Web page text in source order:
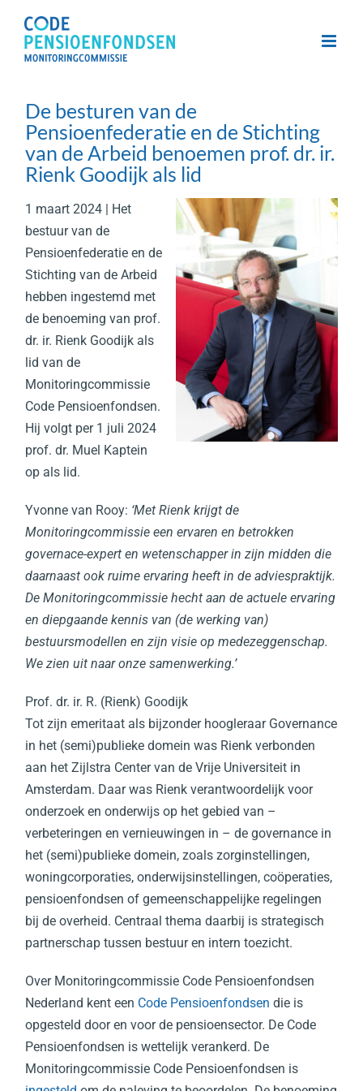
content
De besturen van de
Pensioenfederatie en de Stichting
van de Arbeid benoemen prof. dr. ir.
Rienk Goodijk als lid
1 maart 2024 | Het
bestuur van de
Pensioenfederatie en de
Stichting van de Arbeid
hebben ingestemd met
de benoeming van prof.
dr. ir. Rienk Goodijk als
lid van de
Monitoringcommissie
Code Pensioenfondsen.
Hij volgt per 1 juli 2024
prof. dr. Muel Kaptein
op als lid.
Yvonne van Rooy: ‘Met Rienk krijgt de
Monitoringcommissie een ervaren en betrokken
governace-expert en wetenschapper in zijn midden die
daarnaast ook ruime ervaring heeft in de adviespraktijk.
De Monitoringcommissie hecht aan de actuele ervaring
en diepgaande kennis van (de werking van)
bestuursmodellen en zijn visie op medezeggenschap.
We zien uit naar onze samenwerking.’
Prof. dr. ir. R. (Rienk) Goodijk
Tot zijn emeritaat als bijzonder hoogleraar Governance
in het (semi)publieke domein was Rienk verbonden
aan het Zijlstra Center van de Vrije Universiteit in
Amsterdam. Daar was Rienk verantwoordelijk voor
onderzoek en onderwijs op het gebied van –
verbeteringen en vernieuwingen in – de governance in
het (semi)publieke domein, zoals zorginstellingen,
woningcorporaties, onderwijsinstellingen, coöperaties,
pensioenfondsen of gemeenschappelijke regelingen
bij de overheid. Centraal thema daarbij is strategisch
partnerschap tussen bestuur en intern toezicht.
Over Monitoringcommissie Code Pensioenfondsen
Nederland kent een Code Pensioenfondsen die is
opgesteld door en voor de pensioensector. De Code
Pensioenfondsen is wettelijk verankerd. De
Monitoringcommissie Code Pensioenfondsen is